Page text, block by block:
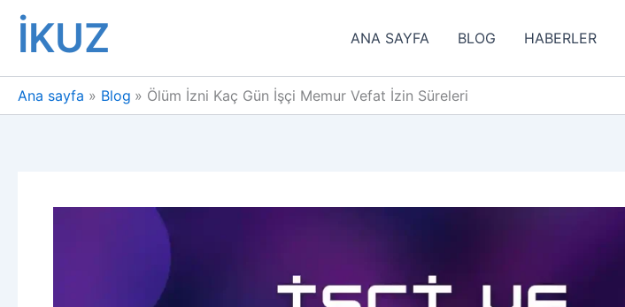
İçeriğe
İKUZ ANA SAYFA BLOG HABERLER
Ana sayfa Blog Ölüm İzni Kaç Gün İşçi Memur Vefat İzin Süreleri